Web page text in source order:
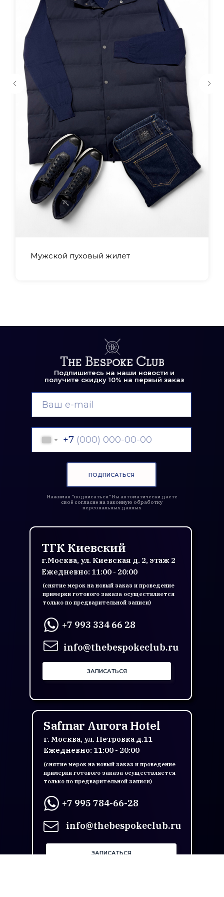
Мужской пуховый жилет
(снятие мерок на новый заказ и проведение
примерки готового заказа осуществляется
только по предварительной записи)
(снятие мерок на новый заказ и проведение
примерки готового заказа осуществляется
только по предварительной записи)
Ежедневно: 11:00 - 20:00
г. Москва, ул. Петровка д.11
Safmar Aurora Hotel
info@thebespokeclub.ru
+7
ПОДПИСАТЬСЯ
Подпишитесь на наши новости и
получите скидку 10% на первый заказ
Нажимая "подписаться" Вы автоматически даете
своё согласие на законную обработку
персональных данных
+7 995 784-66-28
ЗАПИСАТЬСЯ
г.Москва, ул. Киевская д. 2, этаж 2
ТГК Киевский
info@thebespokeclub.ru
+7 993 334 66 28
ЗАПИСАТЬСЯ
Ежедневно: 11:00 - 20:00